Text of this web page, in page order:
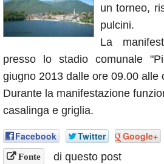
Calendario
Annunci
un torneo,
pulcini.
La
presso lo stadio comunale
giugno 2013 dalle ore 09.00 alle
Durante la manifestazione
casalinga e griglia.
Facebook Twitter Google+
Fonte di questo post